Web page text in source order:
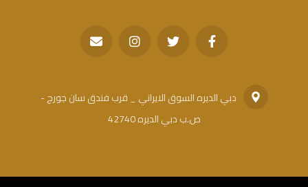
دبي الديره السوق الايراني _ قرب فندق سان جورج -
ص.ب دبي الديره 42740